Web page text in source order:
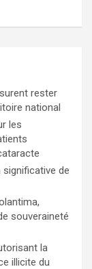
rester
national
les
significative de
souveraineté
la
illicite du